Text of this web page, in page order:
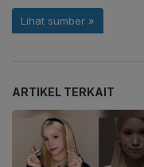
ARTIKEL TERKAIT